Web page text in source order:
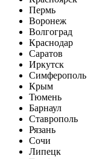
Пермь
Воронеж
Волгоград
Краснодар
Саратов
Иркутск
Симферополь
Крым
Тюмень
Барнаул
Ставрополь
Рязань
Сочи
Липецк